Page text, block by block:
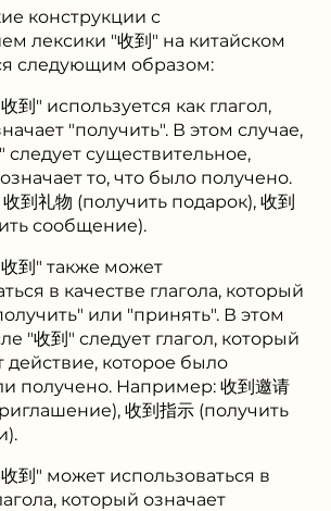
конструкции с
лексики "收到" на китайском
следующим образом:
到" используется как глагол,
"получить". В этом случае,
следует существительное,
то, что было получено.
到礼物 (получить подарок), 收到
сообщение).
收到" также может
в качестве глагола, который
или "принять". В этом
"收到" следует глагол, который
действие, которое было
получено. Например: 收到邀请
收到指示 (получить
收到" может использоваться в
который означает